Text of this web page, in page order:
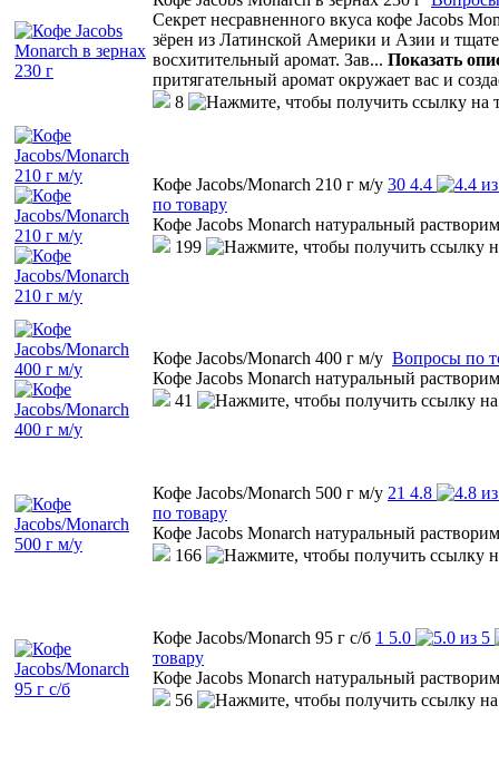
Секрет несравненного вкуса кофе Jacobs
зёрен из Латинской Америки и Азии и
восхитительный аромат. Зав... Показать
притягательный аромат окружает вас и
8
Кофе Jacobs/Monarch 210 г м/у 30 4.4
по товару
Кофе Jacobs Monarch натуральный
199
Кофе Jacobs/Monarch 400 г м/у Вопросы по
Кофе Jacobs Monarch натуральный
41
Кофе Jacobs/Monarch 500 г м/у 21 4.8
по товару
Кофе Jacobs Monarch натуральный
166
Кофе Jacobs/Monarch 95 г с/б 1 5.0
товару
Кофе Jacobs Monarch натуральный
56